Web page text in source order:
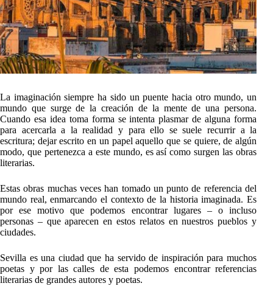
La imaginación siempre ha sido un puente hacia otro mundo, un
mundo que surge de la creación de la mente de una persona.
Cuando esa idea toma forma se intenta plasmar de alguna forma
para acercarla a la realidad y para ello se suele recurrir a la
escritura; dejar escrito en un papel aquello que se quiere, de algún
modo, que pertenezca a este mundo, es así como surgen las obras
literarias.
Estas obras muchas veces han tomado un punto de referencia del
mundo real, enmarcando el contexto de la historia imaginada. Es
por ese motivo que podemos encontrar lugares – o incluso
personas – que aparecen en estos relatos en nuestros pueblos y
ciudades.
Sevilla es una ciudad que ha servido de inspiración para muchos
poetas y por las calles de esta podemos encontrar referencias
literarias de grandes autores y poetas.